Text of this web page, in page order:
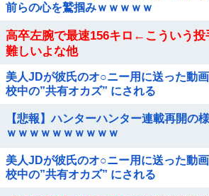
前らの心を鷲掴みｗｗｗｗｗ
高卒左腕で最速156キロ←こういう投
難しいよな他
美人JDが彼氏のオ○ニー用に送った動
校中の”共有オカズ” にされる
【悲報】ハンターハンター連載再開の
ｗｗｗｗｗｗｗｗｗｗ
美人JDが彼氏のオ○ニー用に送った動
校中の”共有オカズ” にされる